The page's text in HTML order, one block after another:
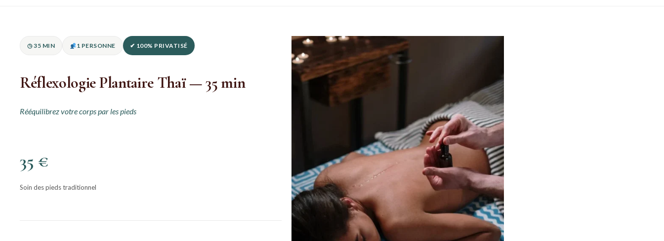
◷ 35 MIN 1 PERSONNE ✔ 100% PRIVATISÉ
Réflexologie Plantaire Thaï — 35 min
Rééquilibrez votre corps par les pieds
35 €
Soin des pieds traditionnel